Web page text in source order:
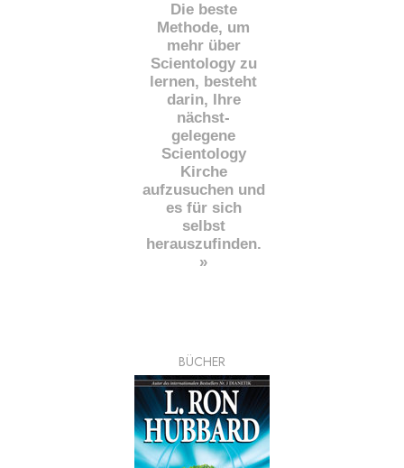
Die beste
Methode, um
mehr über
Scientology zu
lernen, besteht
darin, Ihre
nächst-
gelegene
Scientology
Kirche
aufzusuchen und
es für sich
selbst
herauszufinden.
»
BÜCHER